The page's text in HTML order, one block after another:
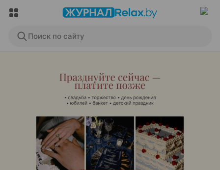
Поиск по сайту
ЭФФЕКТИВНАЯ РЕКЛАМА НА САЙТЕ